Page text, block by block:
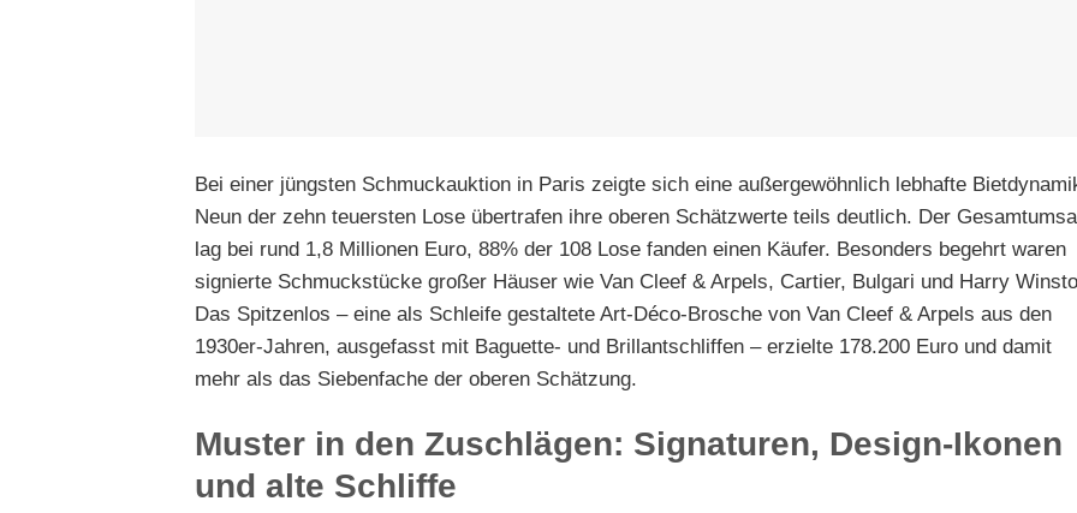
Bei einer jüngsten Schmuckauktion in Paris zeigte sich eine außergewöhnlich lebhafte
Neun der zehn teuersten Lose übertrafen ihre oberen Schätzwerte teils deutlich. Der
lag bei rund 1,8 Millionen Euro, 88% der 108 Lose fanden einen Käufer. Besonders begehrt waren
signierte Schmuckstücke großer Häuser wie Van Cleef & Arpels, Cartier, Bulgari und Harry
Das Spitzenlos – eine als Schleife gestaltete Art-Déco-Brosche von Van Cleef & Arpels aus den
1930er-Jahren, ausgefasst mit Baguette- und Brillantschliffen – erzielte 178.200 Euro und damit
mehr als das Siebenfache der oberen Schätzung.
Muster in den Zuschlägen: Signaturen, Design-Ikonen
und alte Schliffe